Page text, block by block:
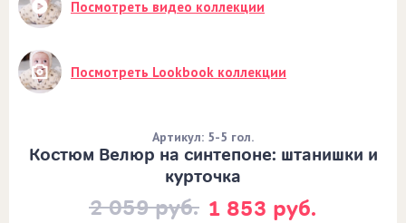
Посмотреть видео коллекции
Посмотреть Lookbook коллекции
2 059 руб. 1 853 руб.
Костюм Велюр на синтепоне: штанишки и
курточка
Артикул: 5-5 гол.